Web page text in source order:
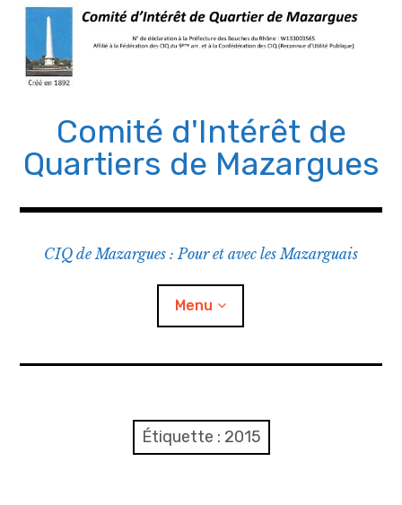
Comité d'Intérêt de
Quartiers de Mazargues
CIQ de Mazargues : Pour et avec les Mazarguais
Menu
Nous joindre ou nous rejoindre
Étiquette : 2015